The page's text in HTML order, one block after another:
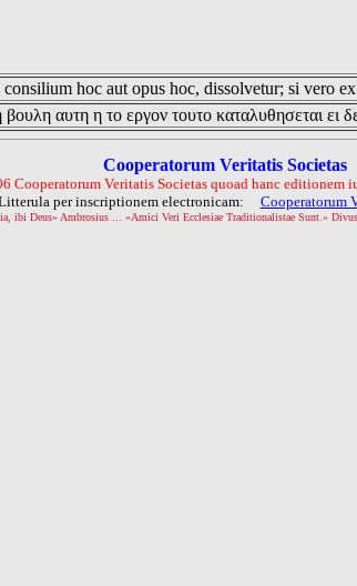
hoc aut opus hoc, dissolvetur; si vero
αυτη η το εργον τουτο καταλυθησεται ει
Cooperatorum Veritatis Societas
Cooperatorum Veritatis Societas quoad hanc editionem
per inscriptionem electronicam: Cooperatorum
ibi Deus» Ambrosius ... «Amici Veri Ecclesiae Traditionalistae Sunt.»